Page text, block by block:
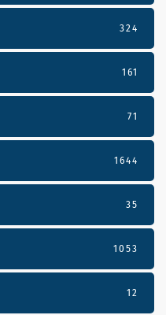
324
161
71
1644
35
1053
12